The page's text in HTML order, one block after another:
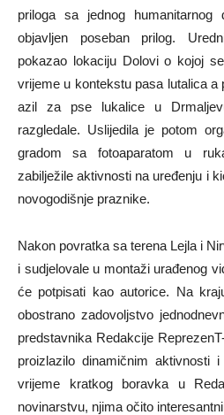
priloga sa jednog
objavljen poseban prilog.
pokazao lokaciju Dolovi o kojoj
vrijeme u kontekstu pasa lutalica a
azil za pse lukalice u
razgledale. Uslijedila je potom
gradom sa fotoaparatom u
zabilježile aktivnosti na uređenju i
novogodišnje praznike.
Nakon povratka sa terena Lejla i
i sudjelovale u montaži urađenog
će potpisati kao autorice. Na
obostrano zadovoljstvo
predstavnika Redakcije
proizlazilo dinamičnim aktivnosti
vrijeme kratkog boravka u
novinarstvu, njima očito